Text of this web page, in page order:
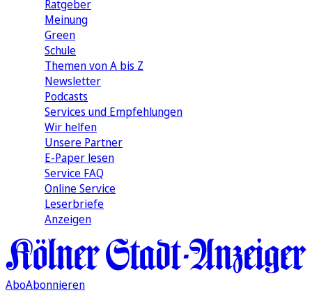
Ratgeber
Meinung
Green
Schule
Themen von A bis Z
Newsletter
Podcasts
Services und Empfehlungen
Wir helfen
Unsere Partner
E-Paper lesen
Service FAQ
Online Service
Leserbriefe
Anzeigen
AboAbonnieren